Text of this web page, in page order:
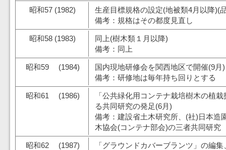
昭和57 (1982)
生産目標規格の設定(地被類4月以降)(
備考：規格はその都度見直し
昭和58 (1983)
同上(樹木類１月以降)
備考：同上
昭和59 (1984)
国内現地研修会を関西地区で開催(9月)
備考：研修地は毎年持ち回りとする
昭和61 (1986)
「公共緑化用コンテナ栽培樹木の植
る共同研究の発足(6月)
備考：建設省土木研究所、(社)日本造
木協会(コンテナ部会)の三者共同研究
昭和62 (1987) 「グラウンドカバーブランツ」の編